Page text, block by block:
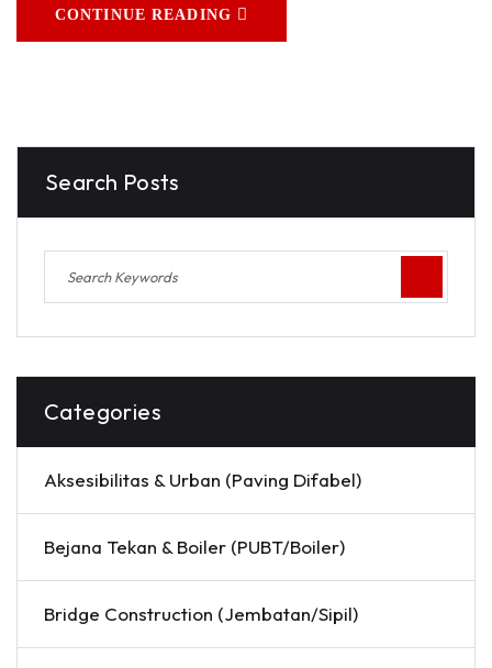
CONTINUE READING
Search Posts
Categories
Aksesibilitas & Urban (Paving Difabel)
Bejana Tekan & Boiler (PUBT/Boiler)
Bridge Construction (Jembatan/Sipil)